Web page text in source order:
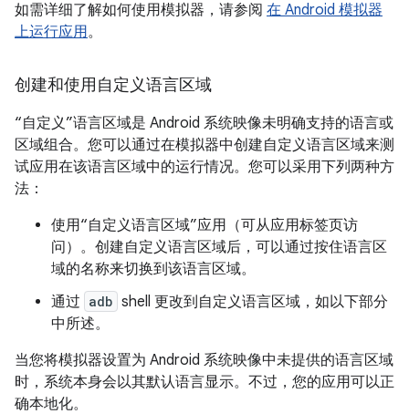
如需详细了解如何使用模拟器，请参阅 在 Android 模拟器
上运行应用。
创建和使用自定义语言区域
“自定义”语言区域是 Android 系统映像未明确支持的语言或
区域组合。您可以通过在模拟器中创建自定义语言区域来测
试应用在该语言区域中的运行情况。您可以采用下列两种方
法：
使用“自定义语言区域”应用（可从应用标签页访
问）。创建自定义语言区域后，可以通过按住语言区
域的名称来切换到该语言区域。
通过 adb shell 更改到自定义语言区域，如以下部分
中所述。
当您将模拟器设置为 Android 系统映像中未提供的语言区域
时，系统本身会以其默认语言显示。不过，您的应用可以正
确本地化。